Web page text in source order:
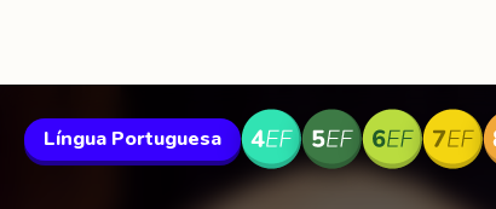
Língua Portuguesa